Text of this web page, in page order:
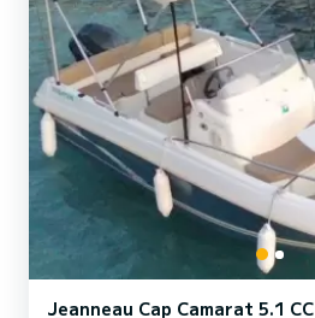
Jeanneau Cap Camarat 5.1 CC